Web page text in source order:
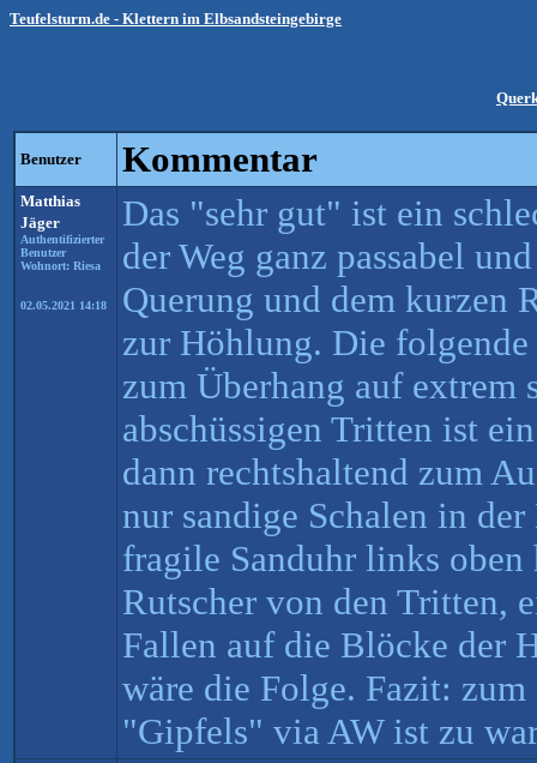
Teufelsturm.de - Klettern im Elbsandsteingebirge
Benutzer Kommentar
Matthias
Jäger
Authentifizierter
Benutzer
Wohnort: Riesa
02.05.2021 14:18
Das "sehr gut" ist ein
der Weg ganz passabel
Querung und dem kurzen
zur Höhlung. Die
zum Überhang auf extrem
abschüssigen Tritten ist
dann rechtshaltend zum
nur sandige Schalen in
fragile Sanduhr links
Rutscher von den Tritten,
Fallen auf die Blöcke der
wäre die Folge. Fazit: zum
"Gipfels" via AW ist zu